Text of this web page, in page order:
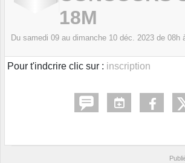
18M
Du samedi 09 au dimanche 10 déc. 2023 de 08h
Pour t'indcrire clic sur : inscription